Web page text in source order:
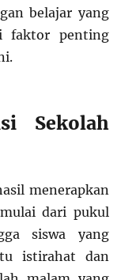
belajar yang
faktor penting
Sekolah
menerapkan
dari pukul
siswa yang
istirahat dan